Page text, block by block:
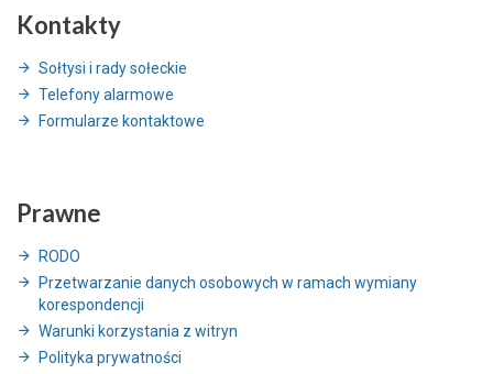
Kontakty
Sołtysi i rady sołeckie
Telefony alarmowe
Formularze kontaktowe
Prawne
RODO
Przetwarzanie danych osobowych w ramach wymiany
korespondencji
Warunki korzystania z witryn
Polityka prywatności